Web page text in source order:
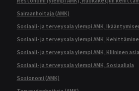
Sairaanhoitaja (AMK)
Sosiaali- ja terveysala ylempi AMK,
Sosiaali- ja terveysala ylempi AMK,
Sosiaali- ja terveysala ylempi AMK, Kliininen
Sosiaali- ja terveysala ylempi AMK, Sosiaaliala
Sosionomi (AMK)